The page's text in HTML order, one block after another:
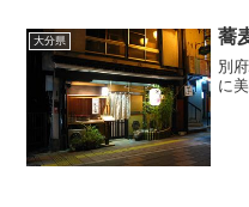
大分県 蕎
別
に